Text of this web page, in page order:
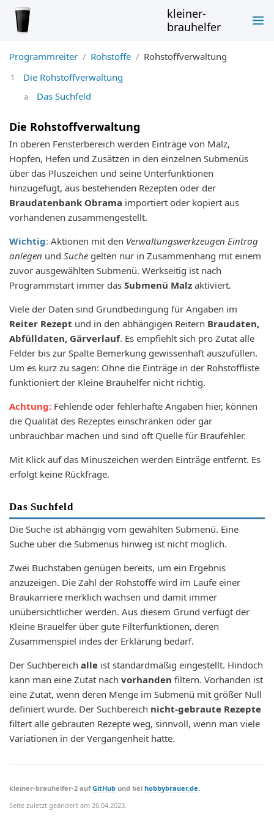
kleiner-
brauhelfer
Programmreiter Rohstoffe
Rohstoffverwaltung
Die Rohstoffverwaltung
Das Suchfeld
Die Rohstoffverwaltung
In oberen Fensterbereich werden Einträge von Malz,
Hopfen, Hefen und Zusätzen in den einzelnen Submenüs
über das Pluszeichen und seine Unterfunktionen
hinzugefügt, aus bestehenden Rezepten oder der
Braudatenbank Obrama importiert oder kopiert aus
vorhandenen zusammengestellt.
Wichtig: Aktionen mit den Verwaltungswerkzeugen Eintrag
anlegen und Suche gelten nur in Zusammenhang mit einem
zuvor ausgewählten Submenü. Werkseitig ist nach
Programmstart immer das Submenü Malz aktiviert.
Viele der Daten sind Grundbedingung für Angaben im
Reiter Rezept und in den abhängigen Reitern Braudaten,
Abfülldaten, Gärverlauf. Es empfiehlt sich pro Zutat alle
Felder bis zur Spalte Bemerkung gewissenhaft auszufüllen.
Um es kurz zu sagen: Ohne die Einträge in der Rohstoffliste
funktioniert der Kleine Brauhelfer nicht richtig.
Achtung: Fehlende oder fehlerhafte Angaben hier, können
die Qualität des Rezeptes einschränken oder gar
unbrauchbar machen und sind oft Quelle für Braufehler.
Mit Klick auf das Minuszeichen werden Einträge entfernt. Es
erfolgt keine Rückfrage.
Das Suchfeld
Die Suche ist abhängig vom gewählten Submenü. Eine
Suche über die Submenüs hinweg ist nicht möglich.
Zwei Buchstaben genügen bereits, um ein Ergebnis
anzuzeigen. Die Zahl der Rohstoffe wird im Laufe einer
Braukarriere merklich wachsen und damit immer
unübersichtlicher werden. Aus diesem Grund verfügt der
Kleine Brauelfer über gute Filterfunktionen, deren
Zusammenspiel indes der Erklärung bedarf.
Der Suchbereich alle ist standardmäßig eingestellt. Hindoch
kann man eine Zutat nach vorhanden filtern. Vorhanden ist
eine Zutat, wenn deren Menge im Submenü mit größer Null
definiert wurde. Der Suchbereich nicht-gebraute Rezepte
filtert alle gebrauten Rezepte weg, sinnvoll, wenn man viele
Variationen in der Vergangenheit hatte.
kleiner-brauhelfer-2 aufGitHub und bei hobbybrauer.de.
Seite zuletzt geändert am 26.04.2023.